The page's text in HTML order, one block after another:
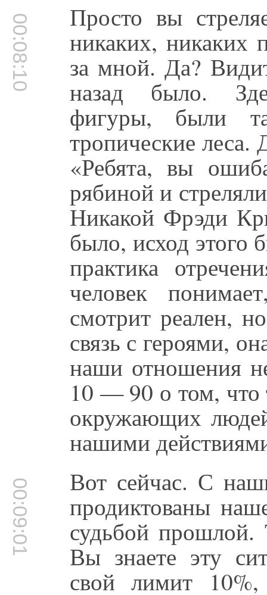
00:08:10 Просто вы
никаких, никаких
за мной. Да?
назад было.
фигуры, были
тропические
«Ребята, вы
рябиной и
Никакой Фрэди
было, исход этого
практика
человек
смотрит реален,
связь с героями,
наши отношения
10 — 90 о том, что
окружающих
нашими
00:09:01 Вот сейчас. С
продиктованы
судьбой прошлой.
Вы знаете эту
свой лимит 10%,